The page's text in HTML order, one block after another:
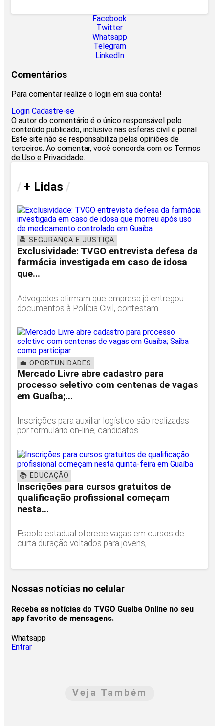
Facebook
Twitter
Whatsapp
Telegram
LinkedIn
Comentários
Para comentar realize o login em sua conta!
Login Cadastre-se
O autor do comentário é o único responsável pelo
conteúdo publicado, inclusive nas esferas civil e penal.
Este site não se responsabiliza pelas opiniões de
terceiros. Ao comentar, você concorda com os Termos
de Uso e Privacidade.
/ + Lidas /
🚔 SEGURANÇA E JUSTIÇA
Exclusividade: TVGO entrevista defesa da
farmácia investigada em caso de idosa
que...
Advogados afirmam que empresa já entregou
documentos à Polícia Civil, contestam...
💼 OPORTUNIDADES
Mercado Livre abre cadastro para
processo seletivo com centenas de vagas
em Guaíba;...
Inscrições para auxiliar logístico são realizadas
por formulário on-line; candidatos...
📚 EDUCAÇÃO
Inscrições para cursos gratuitos de
qualificação profissional começam
nesta...
Escola estadual oferece vagas em cursos de
curta duração voltados para jovens,...
Nossas notícias no celular
Receba as notícias do TVGO Guaíba Online no seu
app favorito de mensagens.
Whatsapp
Entrar
Veja Também